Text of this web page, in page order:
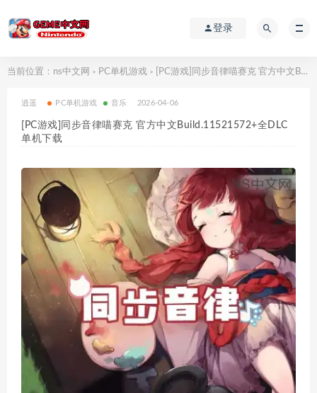
登录
当前位置： ns中文网 > PC单机游戏 > [PC游戏]同步音律喵赛克 官方中文Build.11521572+全DLC 单机下载
逍遥 PC单机游戏 音乐 2026-04-06
[PC游戏]同步音律喵赛克 官方中文Build.11521572+全DLC
单机下载